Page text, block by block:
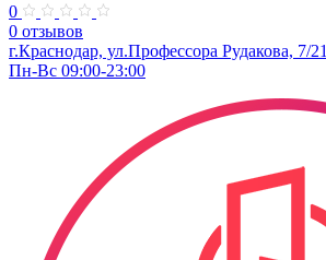
0
0 отзывов
г.Краснодар, ул.Профессора Рудакова, 7/21
Пн-Вс 09:00-23:00